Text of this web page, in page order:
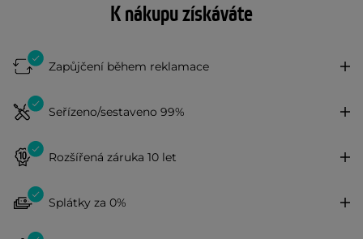
K nákupu získáváte
Zapůjčení během reklamace
Seřízeno/sestaveno 99%
Rozšířená záruka 10 let
Splátky za 0%